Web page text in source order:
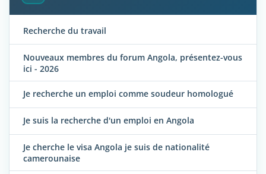
Recherche du travail
Nouveaux membres du forum Angola, présentez-vous
ici - 2026
Je recherche un emploi comme soudeur homologué
Je suis la recherche d'un emploi en Angola
Je cherche le visa Angola je suis de nationalité
camerounaise